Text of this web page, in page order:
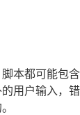
本都可能包
用户输入，